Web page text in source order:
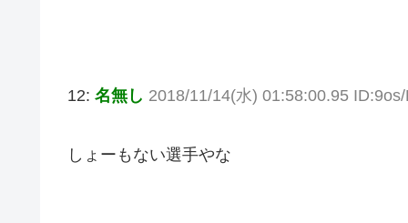
12: 名無し 2018/11/14(水) 01:58:00.95
しょーもない選手やな